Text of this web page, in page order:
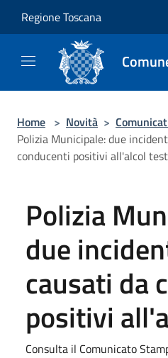
Regione Toscana
Home > Novità >
Polizia Municipale: due
conducenti positivi all'alcol test
Polizia
due
causati da
positivi
Consulta il Comunicato